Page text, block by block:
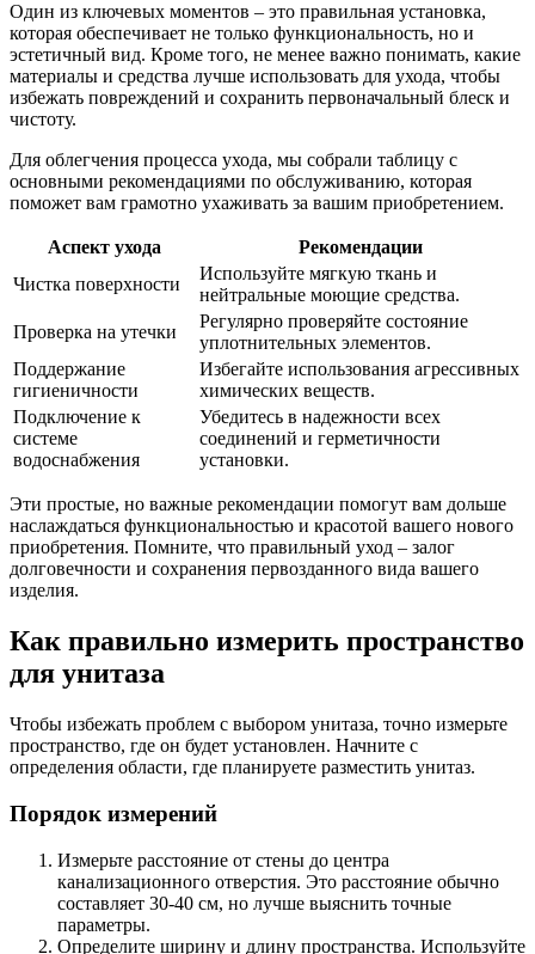
Один из ключевых моментов – это правильная установка,
которая обеспечивает не только функциональность, но и
эстетичный вид. Кроме того, не менее важно понимать, какие
материалы и средства лучше использовать для ухода, чтобы
избежать повреждений и сохранить первоначальный блеск и
чистоту.
Для облегчения процесса ухода, мы собрали таблицу с
основными рекомендациями по обслуживанию, которая
поможет вам грамотно ухаживать за вашим приобретением.
Аспект ухода
Рекомендации
Чистка поверхности
Используйте мягкую ткань и
нейтральные моющие средства.
Проверка на утечки
Регулярно проверяйте состояние
уплотнительных элементов.
Поддержание
гигиеничности
Избегайте использования агрессивных
химических веществ.
Подключение к
системе
водоснабжения
Убедитесь в надежности всех
соединений и герметичности
установки.
Эти простые, но важные рекомендации помогут вам дольше
наслаждаться функциональностью и красотой вашего нового
приобретения. Помните, что правильный уход – залог
долговечности и сохранения первозданного вида вашего
изделия.
Как правильно измерить пространство
для унитаза
Чтобы избежать проблем с выбором унитаза, точно измерьте
пространство, где он будет установлен. Начните с
определения области, где планируете разместить унитаз.
Порядок измерений
Измерьте расстояние от стены до центра
канализационного отверстия. Это расстояние обычно
составляет 30-40 см, но лучше выяснить точные
параметры.
Определите ширину и длину пространства. Используйте